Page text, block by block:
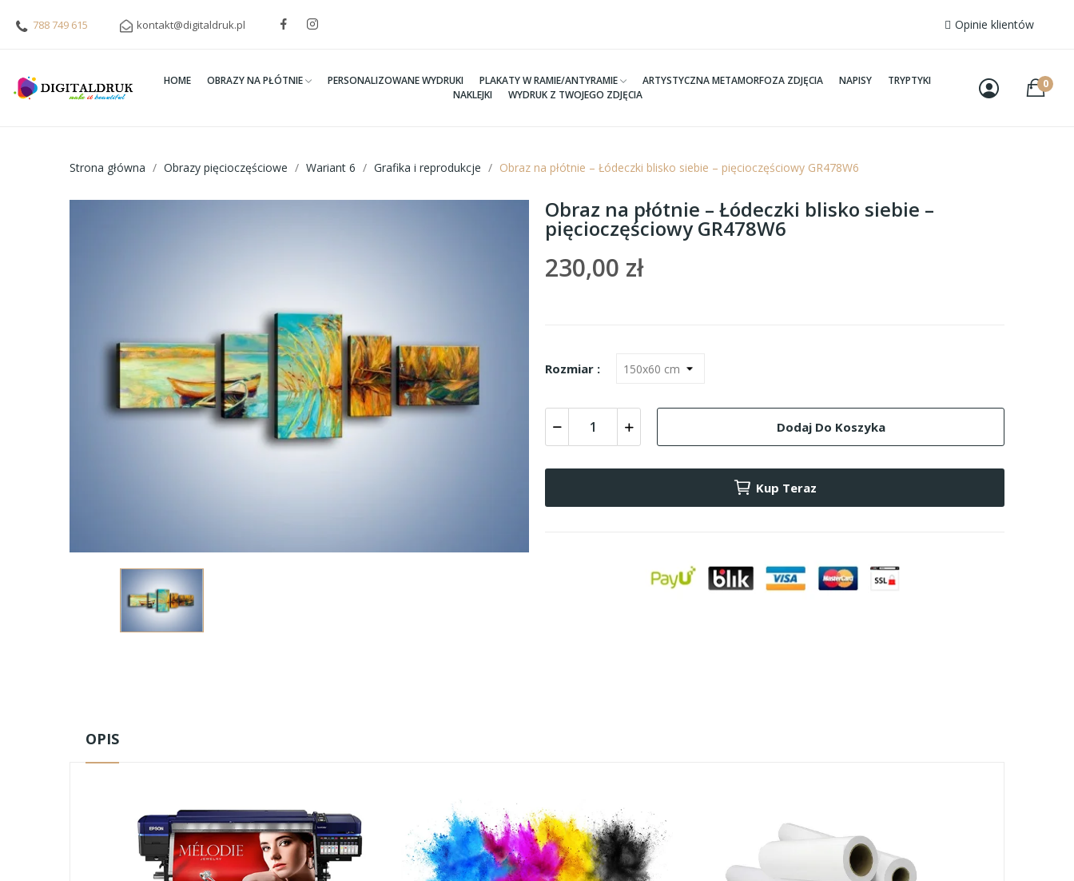
788 749 615 kontakt@digitaldruk.pl Opinie klientów
HOME OBRAZY NA PŁÓTNIE PERSONALIZOWANE WYDRUKI PLAKATY W RAMIE/ANTYRAMIE ARTYSTYCZNA METAMORFOZA ZDJĘCIA NAPISY
TRYPTYKI
NAKLEJKI
WYDRUK Z TWOJEGO ZDJĘCIA
0
Strona główna Obrazy pięcioczęściowe Wariant 6 Grafika i reprodukcje Obraz na płótnie – Łódeczki blisko siebie – pięcioczęściowy GR478W6
Obraz na płótnie – Łódeczki blisko siebie –
pięcioczęściowy GR478W6
230,00 zł
Rozmiar :
Dodaj Do Koszyka
Kup Teraz
OPIS